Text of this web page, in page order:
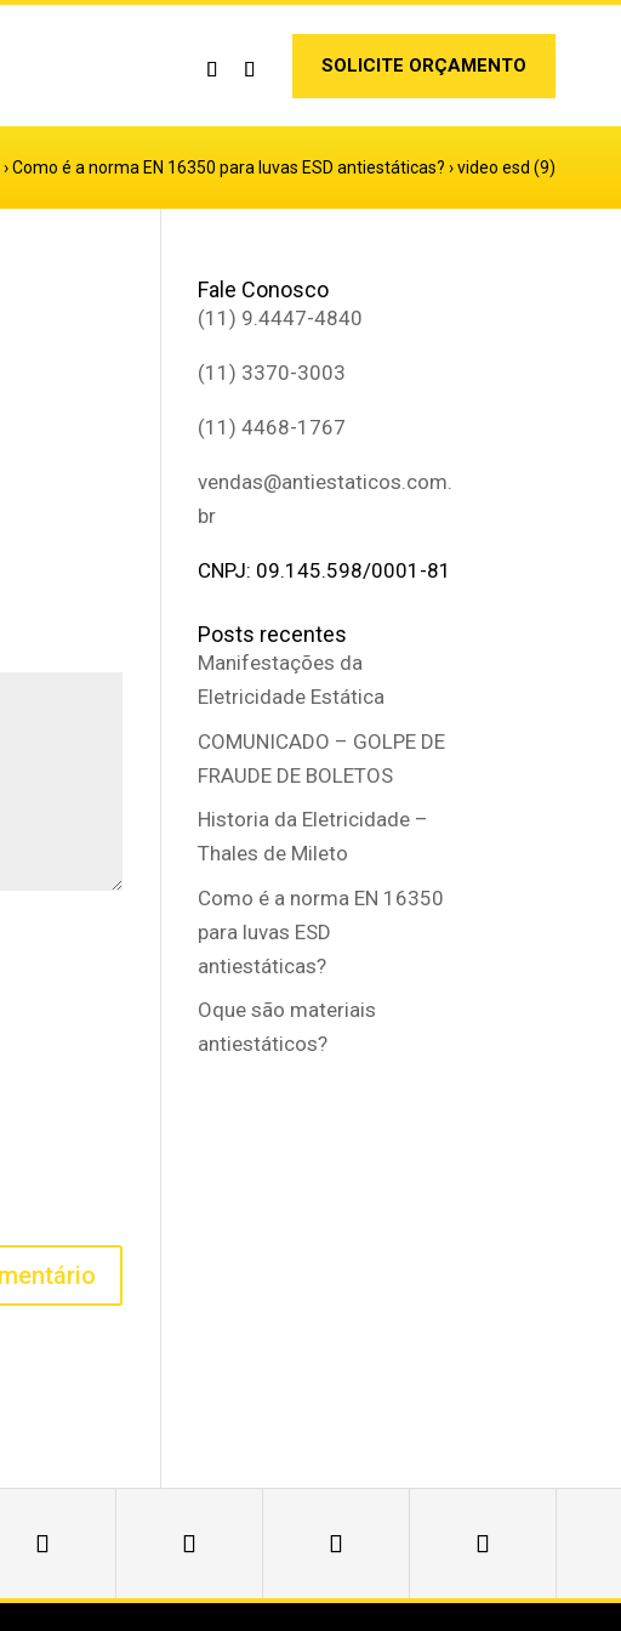
SOLICITE ORÇAMENTO
›Como é a norma EN 16350 para luvas ESD antiestáticas? ›video esd (9)
Fale Conosco
(11) 9.4447-4840
(11) 3370-3003
(11) 4468-1767
vendas@antiestaticos.com.
br
CNPJ: 09.145.598/0001-81
Posts recentes
Manifestações da
Eletricidade Estática
COMUNICADO – GOLPE DE
FRAUDE DE BOLETOS
Historia da Eletricidade –
Thales de Mileto
Como é a norma EN 16350
para luvas ESD
antiestáticas?
Oque são materiais
antiestáticos?